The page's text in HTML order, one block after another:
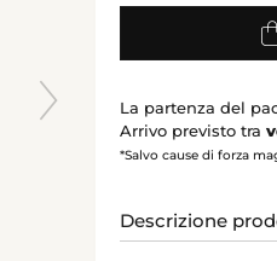
La partenza del
Arrivo previsto tra
*Salvo cause di forza
Descrizione